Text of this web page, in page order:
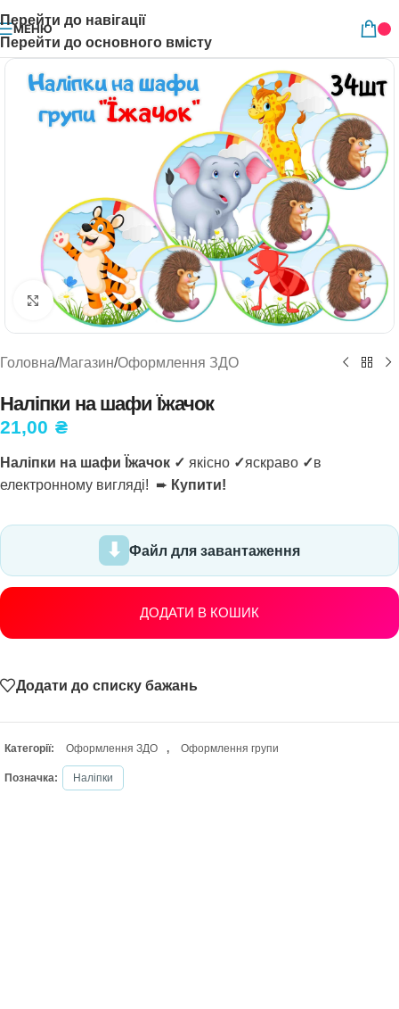
Перейти до навігації
Перейти до основного вмісту
МЕНЮ
Натисніть, щоб збільшити
Головна/Магазин/Оформлення ЗДО
Наліпки на шафи Їжачок
21,00 ₴
Наліпки на шафи Їжачок ✓ якісно ✓яскраво ✓в
електронному вигляді! ➨ Купити!
Файл для завантаження
ДОДАТИ В КОШИК
Додати до списку бажань
Категорії: Оформлення ЗДО , Оформлення групи
Позначка: Наліпки